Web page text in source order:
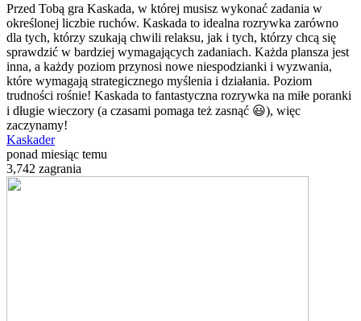
Przed Tobą gra Kaskada, w której musisz wykonać zadania w
określonej liczbie ruchów. Kaskada to idealna rozrywka zarówno
dla tych, którzy szukają chwili relaksu, jak i tych, którzy chcą się
sprawdzić w bardziej wymagających zadaniach. Każda plansza jest
inna, a każdy poziom przynosi nowe niespodzianki i wyzwania,
które wymagają strategicznego myślenia i działania. Poziom
trudności rośnie! Kaskada to fantastyczna rozrywka na miłe poranki
i długie wieczory (a czasami pomaga też zasnąć 😃), więc
zaczynamy!
Kaskader
ponad miesiąc temu
3,742 zagrania